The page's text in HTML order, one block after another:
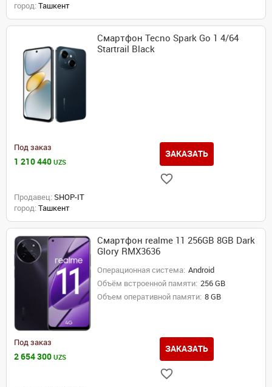
город: Ташкент
Смартфон Tecno Spark Go 1 4/64
Startrail Black
Под заказ
1 210 440 UZS
ЗАКАЗАТЬ
Продавец: SHOP-IT
город: Ташкент
Смартфон realme 11 256GB 8GB Dark
Glory RMX3636
Операционная система: Android
Объём встроенной памяти: 256 GB
Объем оперативной памяти: 8 GB
Под заказ
2 654 300 UZS
ЗАКАЗАТЬ